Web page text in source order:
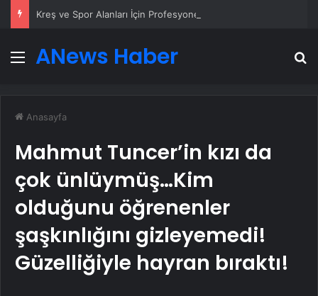
Kreş ve Spor Alanları İçin Profesyonel Zemin Çözümleri
MenüANews Haber
Anasayfa
Mahmut Tuncer’in kızı da
çok ünlüymüş…Kim
olduğunu öğrenenler
şaşkınlığını gizleyemedi!
Güzelliğiyle hayran bıraktı!